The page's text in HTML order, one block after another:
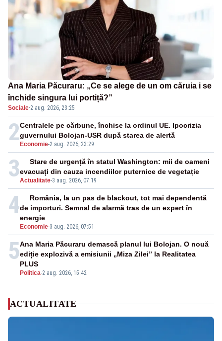
Ana Maria Păcuraru: „Ce se alege de un om căruia i se
închide singura lui portiță?”
Sociale·2 aug. 2026, 23:25
2 Economie-2 aug. 2026, 23:29
Centralele pe cărbune, închise la ordinul UE. Ipocrizia
guvernului Bolojan-USR după starea de alertă
3Actualitate-3 aug. 2026, 07:19
Stare de urgență în statul Washington: mii de oameni
evacuați din cauza incendiilor puternice de vegetație
4
Economie-3 aug. 2026, 07:51
România, la un pas de blackout, tot mai dependentă
de importuri. Semnal de alarmă tras de un expert în
energie
5
Politica-2 aug. 2026, 15:42
Ana Maria Păcuraru demască planul lui Bolojan. O nouă
ediție explozivă a emisiunii „Miza Zilei” la Realitatea
PLUS
ACTUALITATE